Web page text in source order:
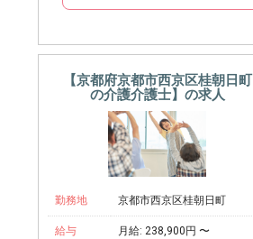
【京都府京都市西京区桂朝日町
の介護介護士】の求人
勤務地 京都市西京区桂朝日町
給与
月給: 238,900円 〜